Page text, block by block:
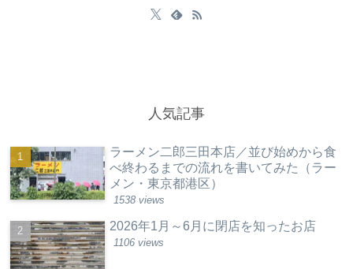
人気記事
ラーメン二郎三田本店／並び始めから食
べ終わるまでの流れを書いてみた（ラー
メン・東京都港区）
1538 views
2026年1月～6月に閉店を知ったお店
1106 views